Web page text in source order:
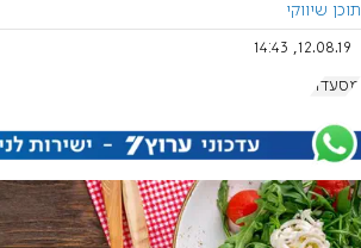
תוכן שיווקי
12.08.19, 14:43
מסעדה